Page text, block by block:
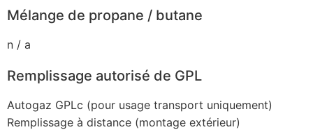
Mélange de propane / butane
n / a
Remplissage autorisé de GPL
Autogaz GPLc (pour usage transport uniquement)
Remplissage à distance (montage extérieur)